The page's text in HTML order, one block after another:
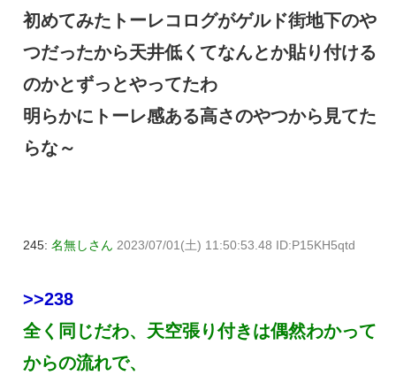
初めてみたトーレコログがゲルド街地下のや
つだったから天井低くてなんとか貼り付ける
のかとずっとやってたわ
明らかにトーレ感ある高さのやつから見てた
らな～
245: 名無しさん 2023/07/01(土) 11:50:53.48 ID:P15KH5qtd
>>238
全く同じだわ、天空張り付きは偶然わかって
からの流れで、